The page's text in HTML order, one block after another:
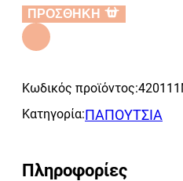
ΠΡΟΣΘΗΚΗ
Κωδικός προϊόντος:
Κατηγορία:ΠΑΠΟΥΤΣΙΑ
Πληροφορίες